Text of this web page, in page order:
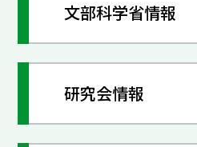
文部科学省情報
研究会情報